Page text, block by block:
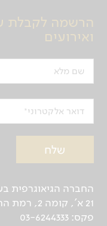
הרשמה לקבלת
ואירועים
שם מלא
דואר אלקטרוני
פקס: 03-6244333